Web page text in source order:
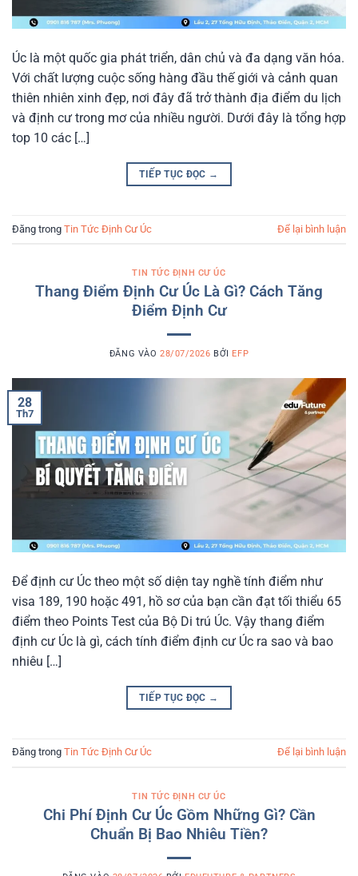
Úc là một quốc gia phát triển, dân chủ và đa dạng văn hóa.
Với chất lượng cuộc sống hàng đầu thế giới và cảnh quan
thiên nhiên xinh đẹp, nơi đây đã trở thành địa điểm du lịch
và định cư trong mơ của nhiều người. Dưới đây là tổng hợp
top 10 các […]
TIẾP TỤC ĐỌC →
Đăng trong Tin Tức Định Cư Úc Để lại bình luận
TIN TỨC ĐỊNH CƯ ÚC
Thang Điểm Định Cư Úc Là Gì? Cách Tăng
Điểm Định Cư
ĐĂNG VÀO 28/07/2026 BỞI EFP
28
Th7
Để định cư Úc theo một số diện tay nghề tính điểm như
visa 189, 190 hoặc 491, hồ sơ của bạn cần đạt tối thiểu 65
điểm theo Points Test của Bộ Di trú Úc. Vậy thang điểm
định cư Úc là gì, cách tính điểm định cư Úc ra sao và bao
nhiêu […]
TIẾP TỤC ĐỌC →
Đăng trong Tin Tức Định Cư Úc Để lại bình luận
TIN TỨC ĐỊNH CƯ ÚC
Chi Phí Định Cư Úc Gồm Những Gì? Cần
Chuẩn Bị Bao Nhiêu Tiền?